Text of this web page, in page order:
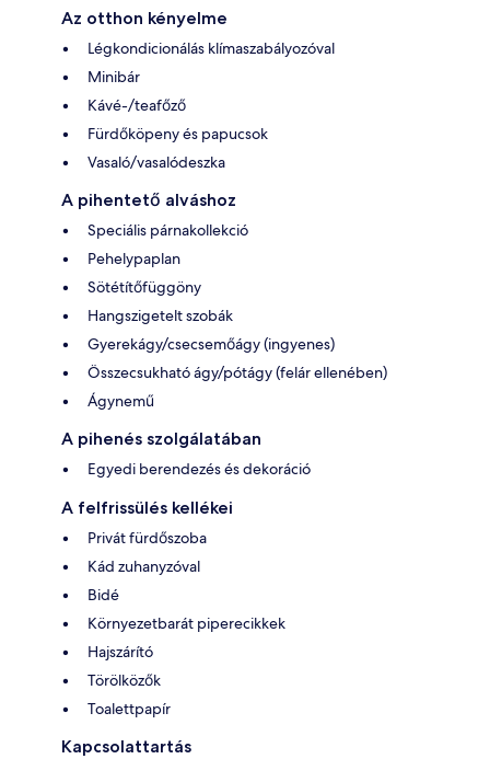
Az otthon kényelme
Légkondicionálás klímaszabályozóval
Minibár
Kávé-/teafőző
Fürdőköpeny és papucsok
Vasaló/vasalódeszka
A pihentető alváshoz
Speciális párnakollekció
Pehelypaplan
Sötétítőfüggöny
Hangszigetelt szobák
Gyerekágy/csecsemőágy (ingyenes)
Összecsukható ágy/pótágy (felár ellenében)
Ágynemű
A pihenés szolgálatában
Egyedi berendezés és dekoráció
A felfrissülés kellékei
Privát fürdőszoba
Kád zuhanyzóval
Bidé
Környezetbarát piperecikkek
Hajszárító
Törölközők
Toalettpapír
Kapcsolattartás